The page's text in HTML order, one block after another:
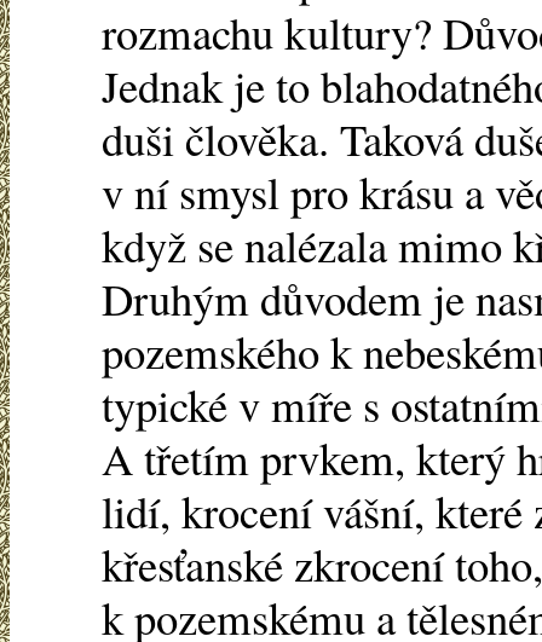
rozmachu kultury?
Jednak je to
duši člověka. Taková
v ní smysl pro krásu a
když se nalézala mimo
Druhým důvodem je
pozemského k
typické v míře s
A třetím prvkem, který
lidí, krocení vášní, které
křesťanské zkrocení
k pozemskému a